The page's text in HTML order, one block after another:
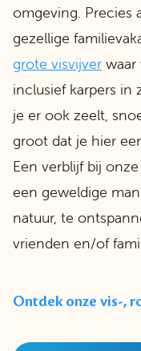
omgeving. Precies
gezellige
grote visvijver waar
inclusief karpers in
je er ook zeelt,
groot dat je hier
Een verblijf bij
een geweldige
natuur, te
vrienden en/of
Ontdek onze vis-,